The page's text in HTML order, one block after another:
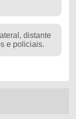
distante
e policiais.